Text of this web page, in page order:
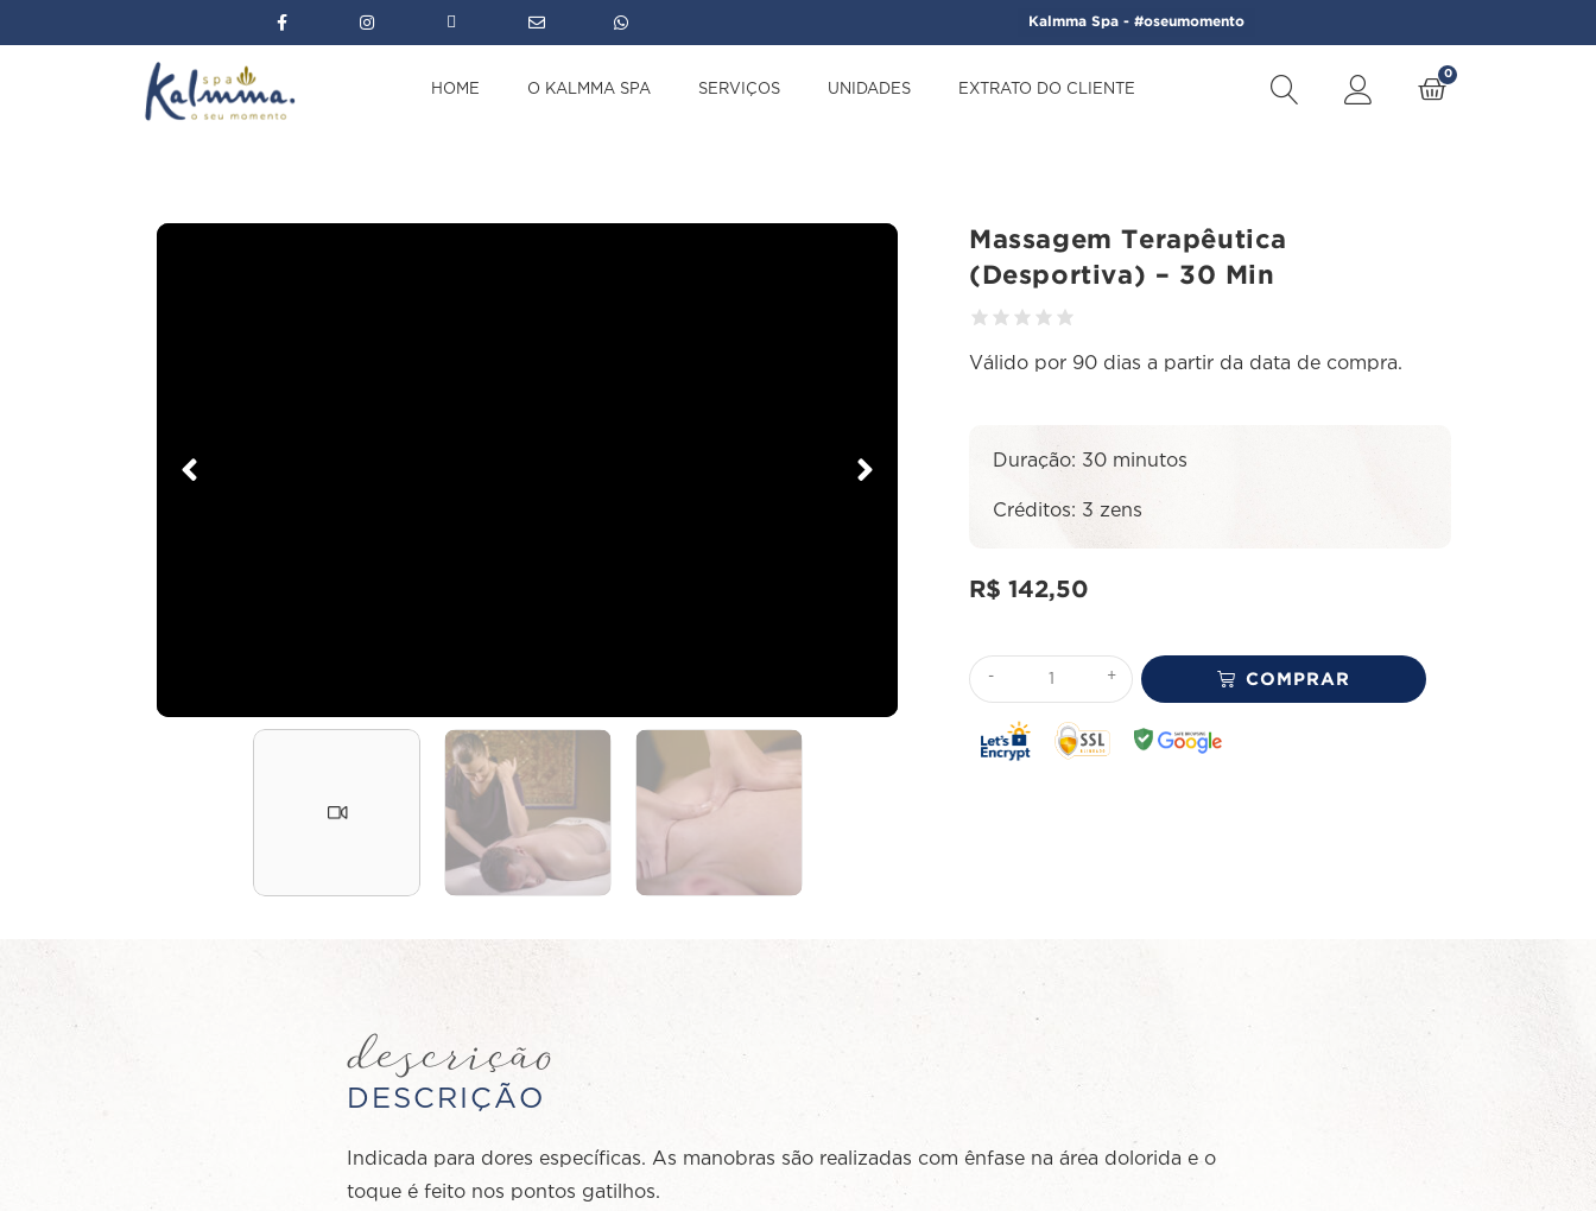
Kalmma Spa - #oseumomento
HOME O KALMMA SPA SERVIÇOS UNIDADES EXTRATO DO CLIENTE
0
Massagem Terapêutica
(Desportiva) – 30 Min
Válido por 90 dias a partir da data de compra.
Duração: 30 minutos
Créditos: 3 zens
R$ 142,50
- + COMPRAR
descrição
DESCRIÇÃO
Indicada para dores especíﬁcas. As manobras são realizadas com ênfase na área dolorida e o
toque é feito nos pontos gatilhos.